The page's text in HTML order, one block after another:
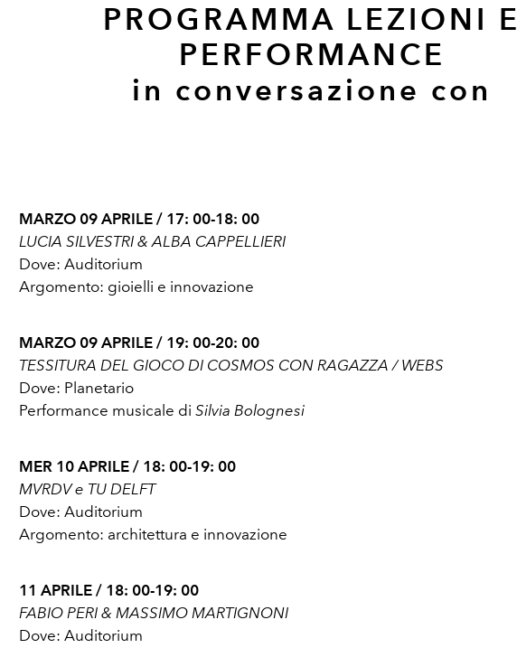
PROGRAMMA LEZIONI E
PERFORMANCE
in conversazione con
MARZO 09 APRILE / 17: 00-18: 00
LUCIA SILVESTRI & ALBA CAPPELLIERI
Dove: Auditorium
Argomento: gioielli e innovazione
MARZO 09 APRILE / 19: 00-20: 00
TESSITURA DEL GIOCO DI COSMOS CON RAGAZZA / WEBS
Dove: Planetario
Performance musicale di Silvia Bolognesi
MER 10 APRILE / 18: 00-19: 00
MVRDV e TU DELFT
Dove: Auditorium
Argomento: architettura e innovazione
11 APRILE / 18: 00-19: 00
FABIO PERI & MASSIMO MARTIGNONI
Dove: Auditorium